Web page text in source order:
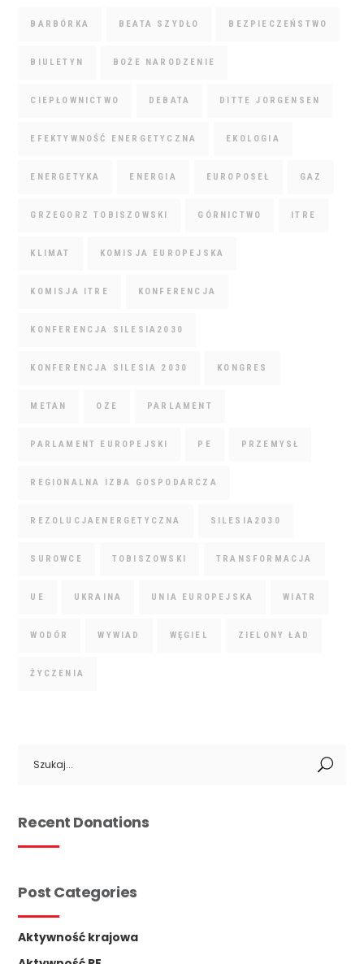
BARBÓRKA BEATA SZYDŁO BEZPIECZEŃSTWO
BIULETYN BOŻE NARODZENIE
CIEPŁOWNICTWO DEBATA DITTE JORGENSEN
EFEKTYWNOŚĆ ENERGETYCZNA EKOLOGIA
ENERGETYKA ENERGIA EUROPOSEŁ GAZ
GRZEGORZ TOBISZOWSKI GÓRNICTWO ITRE
KLIMAT KOMISJA EUROPEJSKA
KOMISJA ITRE KONFERENCJA
KONFERENCJA SILESIA2030
KONFERENCJA SILESIA 2030 KONGRES
METAN OZE PARLAMENT
PARLAMENT EUROPEJSKI PE PRZEMYSŁ
REGIONALNA IZBA GOSPODARCZA
REZOLUCJAENERGETYCZNA SILESIA2030
SUROWCE TOBISZOWSKI TRANSFORMACJA
UE UKRAINA UNIA EUROPEJSKA WIATR
WODÓR WYWIAD WĘGIEL ZIELONY ŁAD
ŻYCZENIA
for:
Recent Donations
Post Categories
Aktywność krajowa